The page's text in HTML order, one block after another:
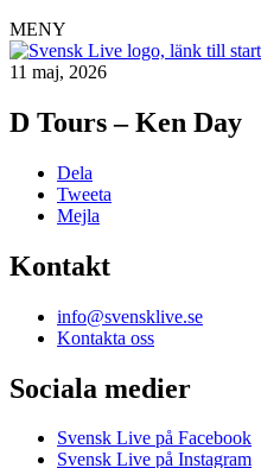
MENY
11 maj, 2026
D Tours – Ken Day
Dela
Tweeta
Mejla
Kontakt
info@svensklive.se
Kontakta oss
Sociala medier
Svensk Live på Facebook
Svensk Live på Instagram